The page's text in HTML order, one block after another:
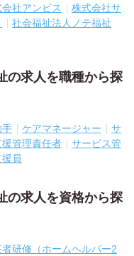
社アンビス
株式会社サ
社会福祉法人ノテ福祉
の求人を職種から探
手 ケアマネージャー
サ
援管理責任者
サービス管
員
の求人を資格から探
研修（ホームヘルパー2